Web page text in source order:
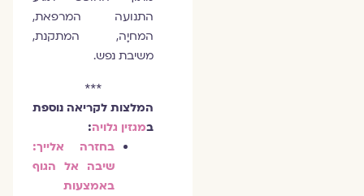
התנועה המרפאת,
המחיָה, המתקנת,
משיבת נפש.
***
המלצות לקריאה נוספת
מגזין גלויה:
בחזרה אלייך:
שיבה אל הגוף
באמצעות